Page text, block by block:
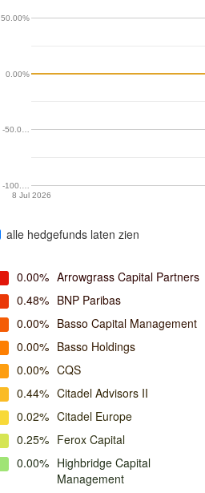
8 Jul 2026
-100.…
-50.0…
0.00%
50.00%
alle hedgefunds laten zien
0.00% Arrowgrass Capital Partners
0.48% BNP Paribas
0.00% Basso Capital Management
0.00% Basso Holdings
0.00% CQS
0.44% Citadel Advisors II
0.02% Citadel Europe
0.25% Ferox Capital
0.00% Highbridge Capital
Management